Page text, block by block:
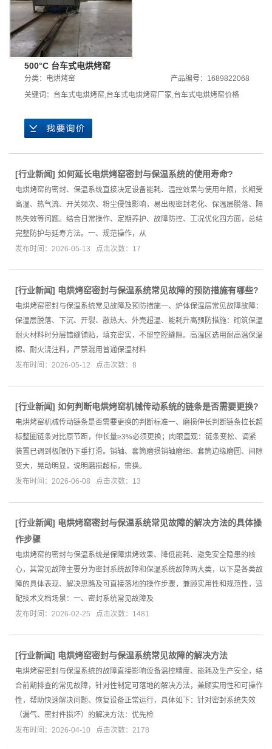
500°C 台车式电烘烤窑
分类： 电烘烤窑
产品编号：1689822068
关键词： 台车式电烘烤窑,台车式电烘烤窑厂家,台车式电烘烤窑价格
[行业新闻] 如何延长电烘烤窑密封与保温系统的使用寿命?
电烘烤窑的密封、保温系统直接决定设备能耗、温控效果与使用年限，长期受
高温、热气流、开关频次、粉尘侵蚀影响，易出现密封老化、保温层脱落、隔
热失效等问题。结合日常操作、定期养护、故障防控、工况优化四方面，总结
完整防护与延寿方法。一、规范操作，从
发布时间：2026-05-13 点击次数：17
[行业新闻] 电烘烤窑密封与保温系统常见故障的预防措施有哪些?
电烘烤窑密封与保温系统常见故障及预防措施一、炉体保温层常见故障故障：
保温层脱落、下沉、开裂、散热大、外壳超温、能耗升高预防措施：砌筑保温
耐火材料时分层错缝铺贴，填充密实，不留空腔缝隙。高温区选用耐高温保温
棉、耐火浇注料，严禁混用普通保温材料
发布时间：2026-05-12 点击次数：8
[行业新闻] 如何判断电烘烤窑机械传动系统的链条是否需要更换?
电烘烤窑机械传动链条是否需要更换的判断标准一、磨损伸长判断链条拉长超
标整圈链条对比原节距，伸长量≥3%必须更换；肉眼直观：链条变松、调紧
装置已调到极限仍下垂打滑。销轴、套筒磨损销轴磨细、套筒边缘磨圆、间隙
变大，晃动明显，说明磨损超标，需换。
发布时间：2026-06-08 点击次数：13
[行业新闻] 电烘烤窑密封与保温系统常见故障的解决方法的具体操
作步骤
电烘烤窑的密封与保温系统是保障烘烤效果、降低能耗、避免安全隐患的核
心，其常见故障主要分为密封系统故障和保温系统故障两大类，以下是各类故
障的具体表现、解决思路及可直接落地的操作步骤，兼顾实用性和规范性，适
配技术文档场景：一、密封系统常见故障及
发布时间：2026-02-25 点击次数：1481
[行业新闻] 电烘烤窑密封与保温系统常见故障的解决方法
电烘烤窑密封与保温系统的故障直接影响设备温控精度、能耗及生产安全，结
合前期排查的常见故障，针对性制定可落地的解决方法，兼顾实用性和可操作
性，帮助快速解决问题、恢复设备正常运行，具体如下：针对密封系统失效
（漏气、密封件损坏）的解决方法：优先检
发布时间：2026-04-10 点击次数：2178